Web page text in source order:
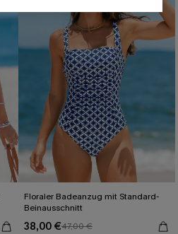
Floraler Badeanzug mit Standard-
Beinausschnitt
38,00 €47,00 €